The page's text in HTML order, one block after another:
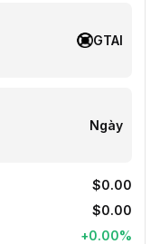
GTAI
Ngày
$0.00
$0.00
+0.00%